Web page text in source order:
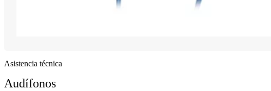
Asistencia técnica
Audífonos